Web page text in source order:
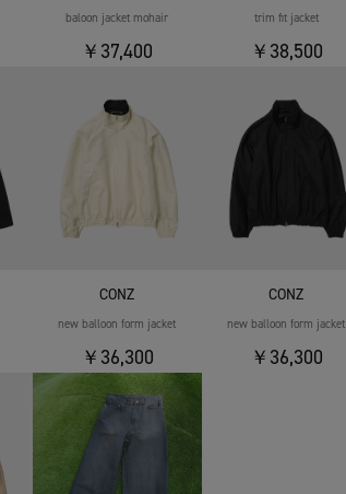
baloon jacket mohair
￥37,400
trim fit jacket
￥38,500
CONZ
new balloon form jacket
￥36,300
CONZ
new balloon form jacket
￥36,300